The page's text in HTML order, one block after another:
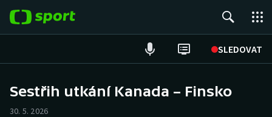
SLEDOVAT
Hokej
Sestřih utkání Kanada – Finsko
30. 5. 2026